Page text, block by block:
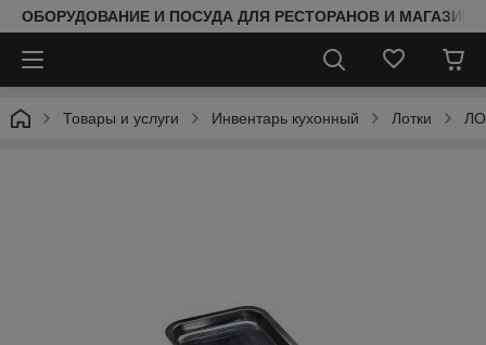
ОБОРУДОВАНИЕ И ПОСУДА ДЛЯ РЕСТОРАНОВ И
Товары и услуги Инвентарь кухонный Лотки